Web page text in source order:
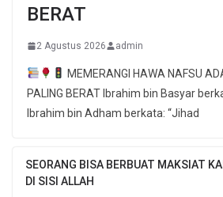
BERAT
2 Agustus 2026 admin
MEMERANGI HAWA NAFSU
PALING BERAT Ibrahim bin Basyar
Ibrahim bin Adham berkata: “Jihad
SEORANG BISA BERBUAT MAKSIAT
DI SISI ALLAH